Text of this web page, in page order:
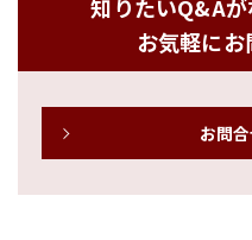
知りたいQ&A
お気軽にお
お問